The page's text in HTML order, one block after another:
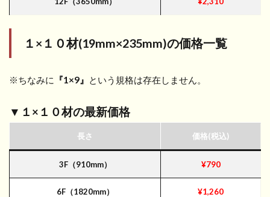
１×１０材(19mm×235mm)の価格一覧
※ちなみに 『1×9』 という規格は存在しません。
▼１×１０材の最新価格
長さ 価格(税込)
3F（910mm） ¥790
6F（1820mm） ¥1,260